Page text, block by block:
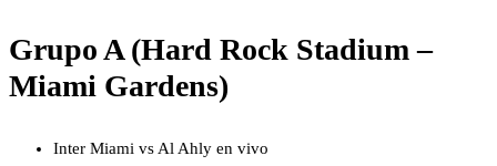
Grupo A (Hard Rock Stadium –
Miami Gardens)
Inter Miami vs Al Ahly en vivo